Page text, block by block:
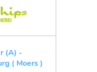
(A) -
( Moers )